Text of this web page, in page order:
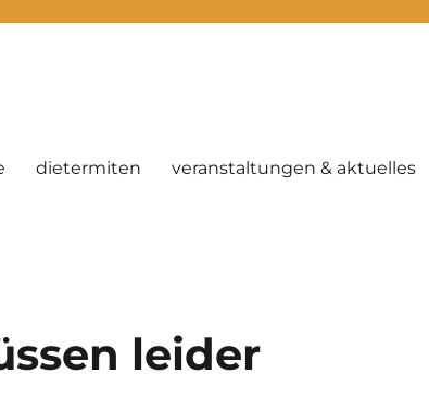
dietermiten veranstaltungen & aktuelles
leider